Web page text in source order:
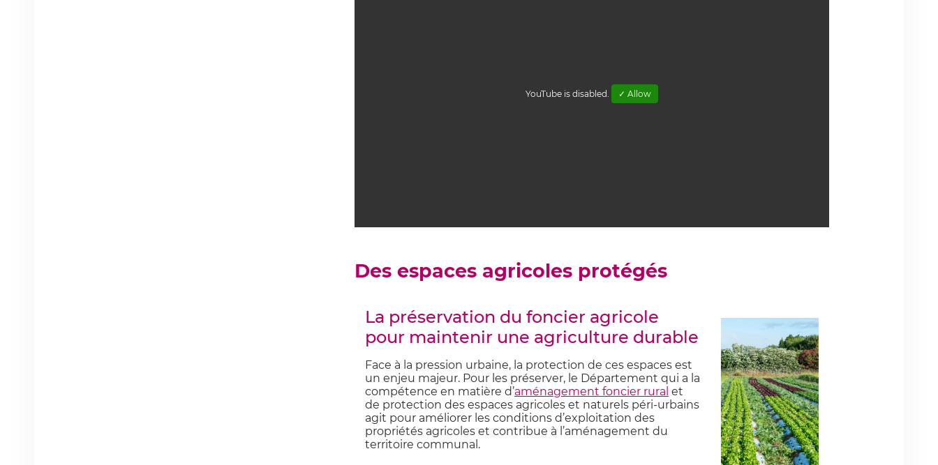
YouTube is disabled. ✓ Allow
Des espaces agricoles protégés
La préservation du foncier agricole
pour maintenir une agriculture durable
Face à la pression urbaine, la protection de ces espaces est
un enjeu majeur. Pour les préserver, le Département qui a la
compétence en matière d’aménagement foncier rural et
de protection des espaces agricoles et naturels péri-urbains
agit pour améliorer les conditions d’exploitation des
propriétés agricoles et contribue à l’aménagement du
territoire communal.